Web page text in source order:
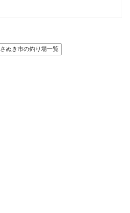
さぬき市の釣り場一覧